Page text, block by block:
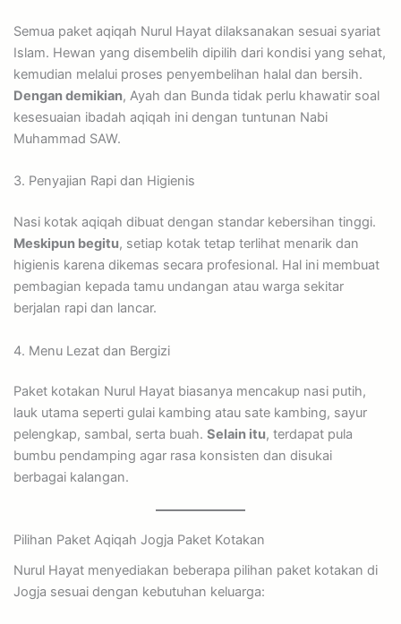
Semua paket aqiqah Nurul Hayat dilaksanakan sesuai syariat
Islam. Hewan yang disembelih dipilih dari kondisi yang sehat,
kemudian melalui proses penyembelihan halal dan bersih.
Dengan demikian, Ayah dan Bunda tidak perlu khawatir soal
kesesuaian ibadah aqiqah ini dengan tuntunan Nabi
Muhammad SAW.
3. Penyajian Rapi dan Higienis
Nasi kotak aqiqah dibuat dengan standar kebersihan tinggi.
Meskipun begitu, setiap kotak tetap terlihat menarik dan
higienis karena dikemas secara profesional. Hal ini membuat
pembagian kepada tamu undangan atau warga sekitar
berjalan rapi dan lancar.
4. Menu Lezat dan Bergizi
Paket kotakan Nurul Hayat biasanya mencakup nasi putih,
lauk utama seperti gulai kambing atau sate kambing, sayur
pelengkap, sambal, serta buah. Selain itu, terdapat pula
bumbu pendamping agar rasa konsisten dan disukai
berbagai kalangan.
Pilihan Paket Aqiqah Jogja Paket Kotakan
Nurul Hayat menyediakan beberapa pilihan paket kotakan di
Jogja sesuai dengan kebutuhan keluarga: